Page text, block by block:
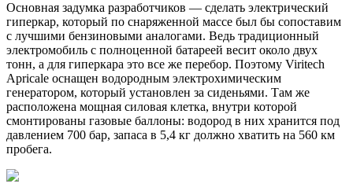
Основная задумка разработчиков — сделать электрический
гиперкар, который по снаряженной массе был бы сопоставим
с лучшими бензиновыми аналогами. Ведь традиционный
электромобиль с полноценной батареей весит около двух
тонн, а для гиперкара это все же перебор. Поэтому Viritech
Apricale оснащен водородным электрохимическим
генератором, который установлен за сиденьями. Там же
расположена мощная силовая клетка, внутри которой
смонтированы газовые баллоны: водород в них хранится под
давлением 700 бар, запаса в 5,4 кг должно хватить на 560 км
пробега.